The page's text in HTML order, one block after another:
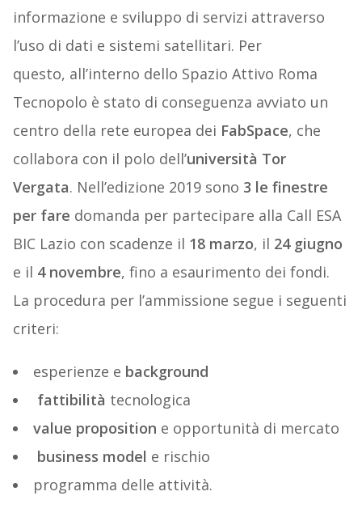
informazione e sviluppo di servizi attraverso
l’uso di dati e sistemi satellitari. Per
questo, all’interno dello Spazio Attivo Roma
Tecnopolo è stato di conseguenza avviato un
centro della rete europea dei FabSpace, che
collabora con il polo dell’università Tor
Vergata. Nell’edizione 2019 sono 3 le finestre
per fare domanda per partecipare alla Call ESA
BIC Lazio con scadenze il 18 marzo, il 24 giugno
e il 4 novembre, fino a esaurimento dei fondi.
La procedura per l’ammissione segue i seguenti
criteri:
esperienze e background
fattibilità tecnologica
value proposition e opportunità di mercato
business model e rischio
programma delle attività.